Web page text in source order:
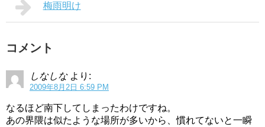
梅雨明け
コメント
しなしな より:
2009年8月2日 6:59 PM
なるほど南下してしまったわけですね。
あの界隈は似たような場所が多いから、慣れてないと一瞬